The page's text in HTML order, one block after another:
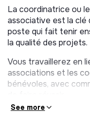
La coordinatrice ou
associative est la clé
poste qui fait tenir
la qualité des projets.
Vous travaillerez en
associations et les
bénévoles, avec
Vos missions
See more